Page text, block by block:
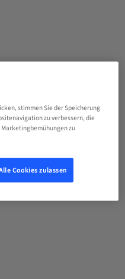
stimmen Sie der Speicherung
zu verbessern, die
zu
Cookies zulassen